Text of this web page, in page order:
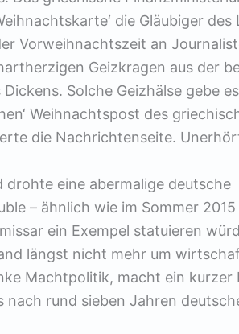
die Gläubiger des
Vorweihnachtszeit an
Geizkragen aus der
Solche Geizhälse gebe
Weihnachtspost des
die Nachrichtenseite.
eine abermalige deutsche
– ähnlich wie im Sommer 2015
ein Exempel statuieren
längst nicht mehr um
Machtpolitik, macht ein kurzer
nach rund sieben Jahren